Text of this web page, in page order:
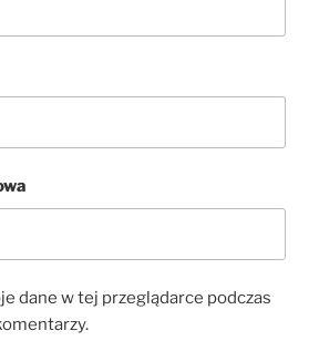
dane w tej przeglądarce podczas